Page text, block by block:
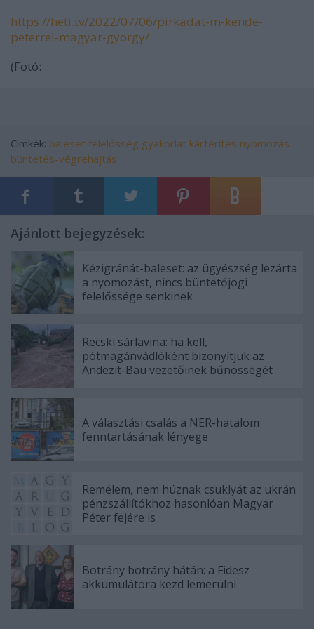
https://heti.tv/2022/07/06/pirkadat-m-kende-
peterrel-magyar-gyorgy/
(Fotó:
Címkék: baleset felelősség gyakorlat kártérítés nyomozás
büntetés-végrehajtás
Ajánlott bejegyzések:
Kézigránát-baleset: az ügyészség lezárta
a nyomozást, nincs büntetőjogi
felelőssége senkinek
Recski sárlavina: ha kell,
pótmagánvádlóként bizonyítjuk az
Andezit-Bau vezetőinek bűnösségét
A választási csalás a NER-hatalom
fenntartásának lényege
Remélem, nem húznak csuklyát az ukrán
pénzszállítókhoz hasonlóan Magyar
Péter fejére is
Botrány botrány hátán: a Fidesz
akkumulátora kezd lemerülni